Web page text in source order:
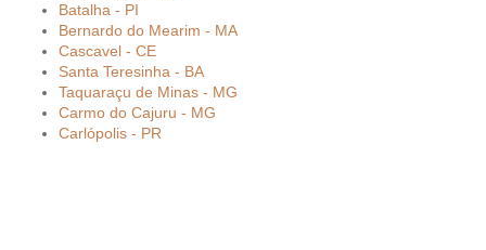
Batalha - PI
Bernardo do Mearim - MA
Cascavel - CE
Santa Teresinha - BA
Taquaraçu de Minas - MG
Carmo do Cajuru - MG
Carlópolis - PR